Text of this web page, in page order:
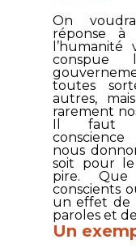
On
réponse
l’humanité
conspue
toutes
autres,
rarement
Il faut
nous
soit pour
pire.
conscients
un effet de
paroles et
Un